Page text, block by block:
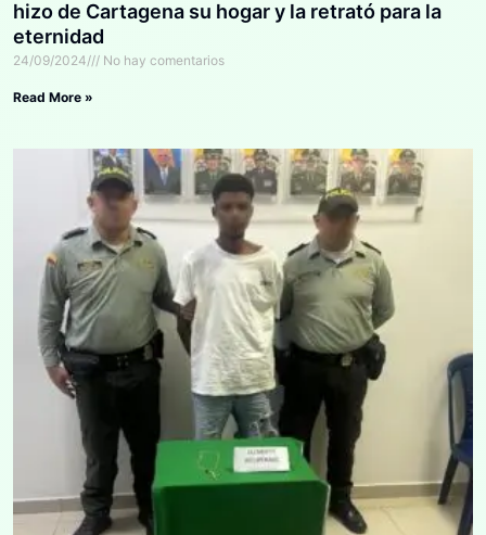
hizo de Cartagena su hogar y la retrató para la
eternidad
24/09/2024 No hay comentarios
Read More »